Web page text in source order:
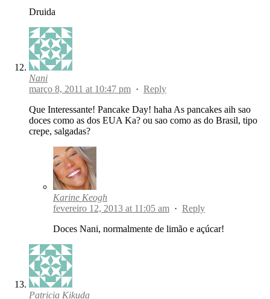
Druida
Nani
março 8, 2011 at 10:47 pm · Reply
Que Interessante! Pancake Day! haha As pancakes aih sao
doces como as dos EUA Ka? ou sao como as do Brasil, tipo
crepe, salgadas?
Karine Keogh
fevereiro 12, 2013 at 11:05 am · Reply
Doces Nani, normalmente de limão e açúcar!
Patricia Kikuda